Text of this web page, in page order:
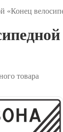
«Конец
товара